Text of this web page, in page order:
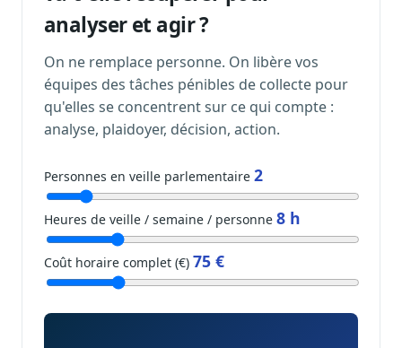
analyser et agir?
On ne remplace personne. On libère vos
équipes des tâches pénibles de collecte pour
qu'elles se concentrent sur ce qui compte :
analyse, plaidoyer, décision, action.
Personnes en veille parlementaire 2
Heures de veille / semaine / personne 8 h
Coût horaire complet (€) 75 €